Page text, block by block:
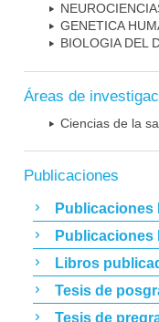
GENETICA
BIOLOGIA DEL
Áreas de
Ciencias de la
Publicaciones
Publicaciones
Publicaciones
Libros
Tesis de
Tesis de